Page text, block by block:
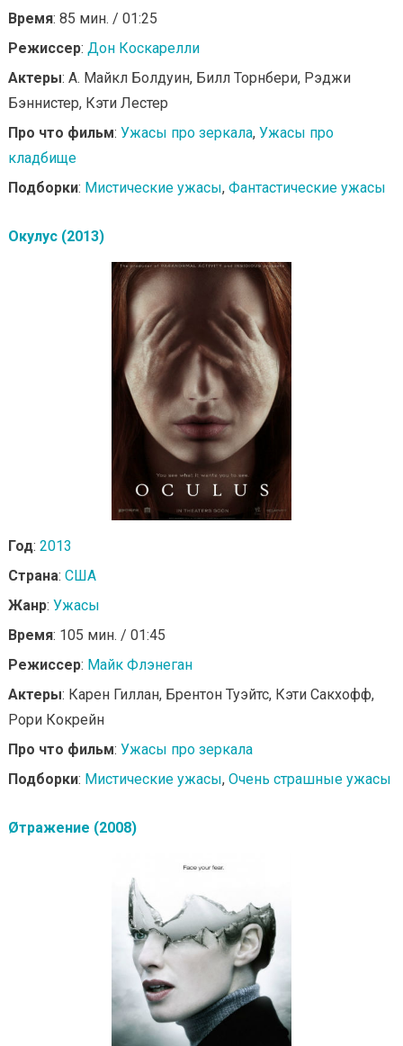
Время: 85 мин. / 01:25
Режиссер: Дон Коскарелли
Актеры: А. Майкл Болдуин, Билл Торнбери, Рэджи
Бэннистер, Кэти Лестер
Про что фильм: Ужасы про зеркала, Ужасы про
кладбище
Подборки: Мистические ужасы, Фантастические ужасы
Окулус (2013)
Год: 2013
Страна: США
Жанр: Ужасы
Время: 105 мин. / 01:45
Режиссер: Майк Флэнеган
Актеры: Карен Гиллан, Брентон Туэйтс, Кэти Сакхофф,
Рори Кокрейн
Про что фильм: Ужасы про зеркала
Подборки: Мистические ужасы, Очень страшные ужасы
Øтражение (2008)